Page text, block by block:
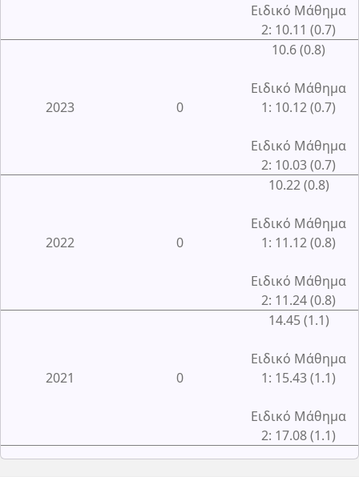
Ειδικό Μάθημα
2: 10.11 (0.7)
2023 0
10.6 (0.8)
Ειδικό Μάθημα
1: 10.12 (0.7)
Ειδικό Μάθημα
2: 10.03 (0.7)
2022 0
10.22 (0.8)
Ειδικό Μάθημα
1: 11.12 (0.8)
Ειδικό Μάθημα
2: 11.24 (0.8)
2021 0
14.45 (1.1)
Ειδικό Μάθημα
1: 15.43 (1.1)
Ειδικό Μάθημα
2: 17.08 (1.1)